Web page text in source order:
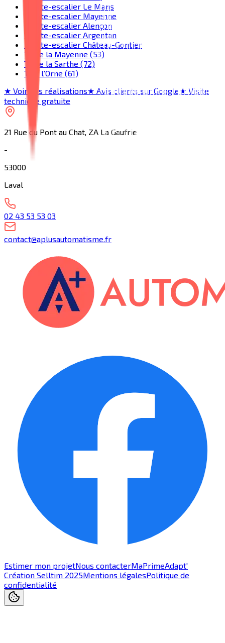
Monte-escalier Le Mans
Monte-escalier Mayenne
Monte-escalier Alençon
Monte-escalier Argentan
Monte-escalier Château-Gontier
Toute la Mayenne (53)
Toute la Sarthe (72)
Tout l'Orne (61)
★ Voir nos réalisations★ Avis clients sur Google★ Visite
technique gratuite
21 Rue du Pont au Chat, ZA La Gaufrie
-
53000
Laval
02 43 53 53 03
contact@aplusautomatisme.fr
Estimer mon projetNous contacterMaPrimeAdapt'
Création Selltim 2025Mentions légalesPolitique de
confidentialité